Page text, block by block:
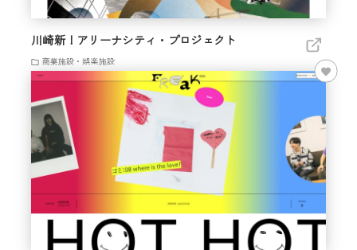
川崎新！アリーナシティ・プロジェクト
商業施設・娯楽施設